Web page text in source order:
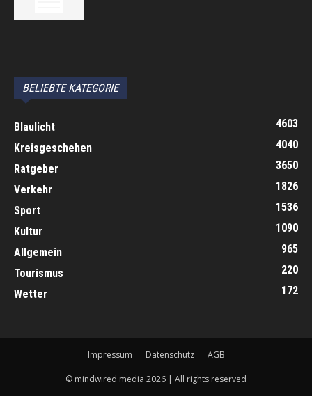
BELIEBTE KATEGORIE
Blaulicht
4603
Kreisgeschehen
4040
Ratgeber
3650
Verkehr
1826
Sport
1536
Kultur
1090
Allgemein
965
Tourismus
220
Wetter
172
Impressum Datenschutz AGB
© mindwired media 2026 | All rights reserved